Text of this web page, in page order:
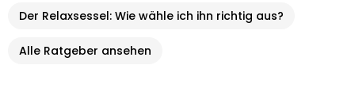
Der Relaxsessel: Wie wähle ich ihn richtig aus?
Alle Ratgeber ansehen